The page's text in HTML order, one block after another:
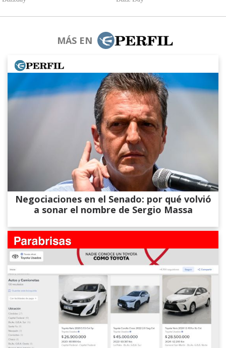
MÁS EN
Negociaciones en el Senado: por qué volvió
a sonar el nombre de Sergio Massa